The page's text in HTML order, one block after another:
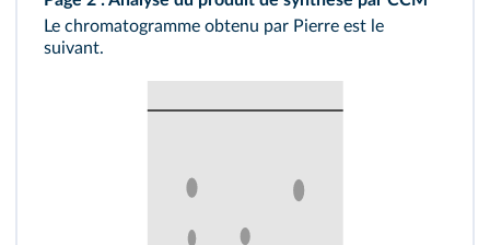
Le chromatogramme obtenu par Pierre est le
suivant.